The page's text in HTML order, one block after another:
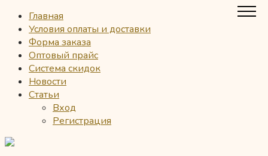
Главная
Условия оплаты и доставки
Форма заказа
Оптовый прайс
Система скидок
Новости
Статьи
Вход
Регистрация